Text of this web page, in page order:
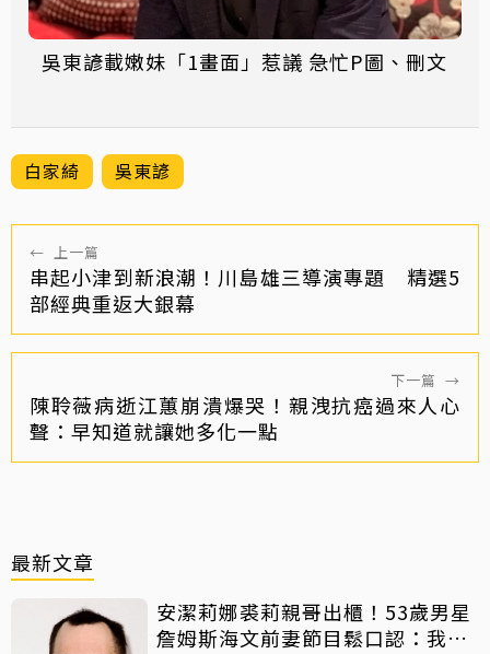
吳東諺載嫩妹「1畫面」惹議 急忙P圖、刪文
白家綺 吳東諺
← 上一篇
串起小津到新浪潮！川島雄三導演專題 精選5
部經典重返大銀幕
下一篇 →
陳聆薇病逝江蕙崩潰爆哭！親洩抗癌過來人心
聲：早知道就讓她多化一點
最新文章
安潔莉娜裘莉親哥出櫃！53歲男星
詹姆斯海文前妻節目鬆口認：我是